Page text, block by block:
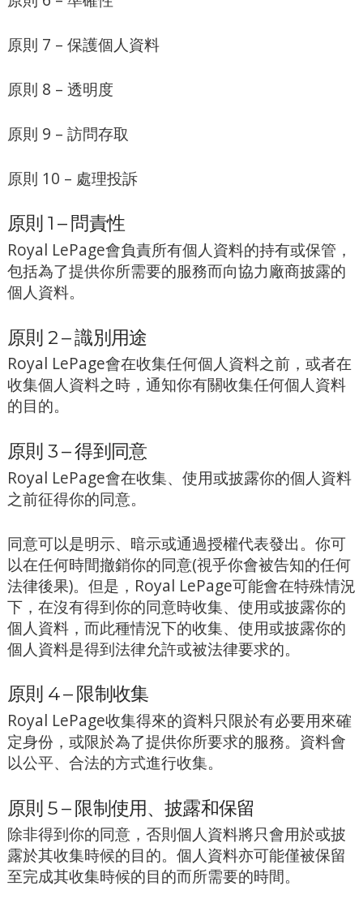
原則 7 – 保護個人資料
原則 8 – 透明度
原則 9 – 訪問存取
原則 10 – 處理投訴
原則 1 – 問責性
Royal LePage會負責所有個人資料的持有或保管，
包括為了提供你所需要的服務而向協力廠商披露的
個人資料。
原則 2 – 識別用途
Royal LePage會在收集任何個人資料之前，或者在
收集個人資料之時，通知你有關收集任何個人資料
的目的。
原則 3 – 得到同意
Royal LePage會在收集、使用或披露你的個人資料
之前征得你的同意。
同意可以是明示、暗示或通過授權代表發出。你可
以在任何時間撤銷你的同意(視乎你會被告知的任何
法律後果)。但是，Royal LePage可能會在特殊情況
下，在沒有得到你的同意時收集、使用或披露你的
個人資料，而此種情況下的收集、使用或披露你的
個人資料是得到法律允許或被法律要求的。
原則 4 – 限制收集
Royal LePage收集得來的資料只限於有必要用來確
定身份，或限於為了提供你所要求的服務。資料會
以公平、合法的方式進行收集。
原則 5 – 限制使用、披露和保留
除非得到你的同意，否則個人資料將只會用於或披
露於其收集時候的目的。個人資料亦可能僅被保留
至完成其收集時候的目的而所需要的時間。